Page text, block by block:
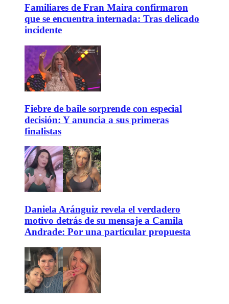
Familiares de Fran Maira confirmaron
que se encuentra internada: Tras delicado
incidente
Fiebre de baile sorprende con especial
decisión: Y anuncia a sus primeras
finalistas
Daniela Aránguiz revela el verdadero
motivo detrás de su mensaje a Camila
Andrade: Por una particular propuesta